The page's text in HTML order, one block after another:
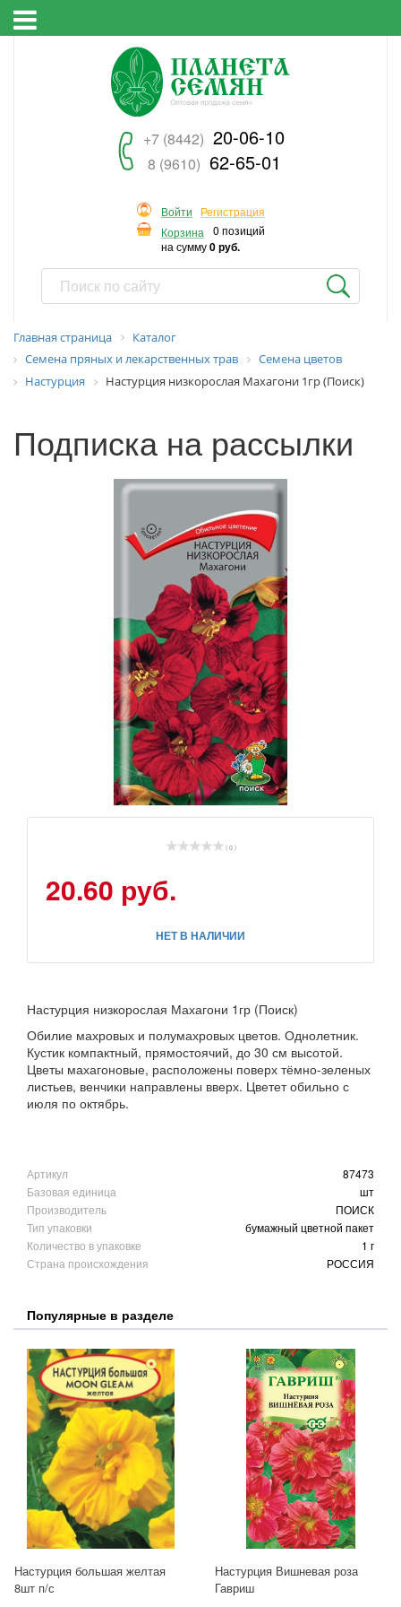
+7 (8442) 20-06-10
8 (9610) 62-65-01
Войти
Регистрация
Корзина
0 позиций
на сумму0 руб.
Главная страница
Каталог
Семена пряных и лекарственных трав
Семена цветов
Настурция
Настурция низкорослая Махагони 1гр (Поиск)
Подписка на рассылки
( 0 )
20.60 руб.
НЕТ В НАЛИЧИИ
Настурция низкорослая Махагони 1гр (Поиск)
Обилие махровых и полумахровых цветов. Однолетник.
Кустик компактный, прямостоячий, до 30 см высотой.
Цветы махагоновые, расположены поверх тёмно-зеленых
листьев, венчики направлены вверх. Цветет обильно с
июля по октябрь.
Артикул
87473
Базовая единица
шт
Производитель
ПОИСК
Тип упаковки
бумажный цветной пакет
Количество в упаковке
1 г
Страна происхождения
РОССИЯ
Популярные в разделе
Настурция большая желтая
8шт п/с
Настурция Вишневая роза
Гавриш